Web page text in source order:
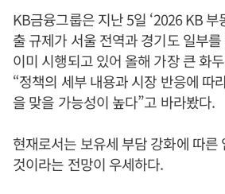
KB금융그룹은 지난 5일 ‘2026 KB 부
출 규제가 서울 전역과 경기도 일부
이미 시행되고 있어 올해 가장 큰 화
“정책의 세부 내용과 시장 반응에 따
을 맞을 가능성이 높다”고 바라봤다.
현재로서는 보유세 부담 강화에 따른
것이라는 전망이 우세하다.